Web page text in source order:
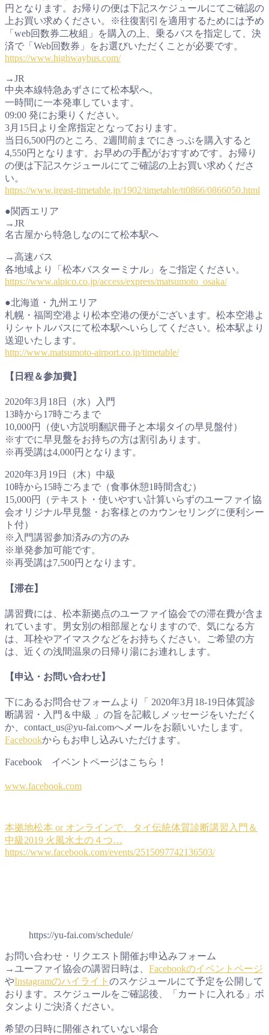
円となります。お帰りの便は下記スケジュールにてご確認の
上お買い求めください。※往復割引を適用するためには予め
「web回数券二枚組」を購入の上、乗るバスを指定して、決
済で「Web回数券」をお選びいただくことが必要です。
https://www.highwaybus.com/
→JR
中央本線特急あずさにて松本駅へ。
一時間に一本発車しています。
09:00 発にお乗りください。
3月15日より全席指定となっております。
当日6,500円のところ、2週間前までにきっぷを購入すると
4,550円となります。お早めの手配がおすすめです。お帰り
の便は下記スケジュールにてご確認の上お買い求めくださ
い。
https://www.jreast-timetable.jp/1902/timetable/tt0866/0866050.html
●関西エリア
→JR
名古屋から特急しなのにて松本駅へ
→高速バス
各地域より「松本バスターミナル」をご指定ください。
https://www.alpico.co.jp/access/express/matsumoto_osaka/
●北海道・九州エリア
札幌・福岡空港より松本空港の便がございます。松本空港よ
りシャトルバスにて松本駅へいらしてください。松本駅より
送迎いたします。
http://www.matsumoto-airport.co.jp/timetable/
【日程＆参加費】
2020年3月18日（水）入門
13時から17時ごろまで
10,000円（使い方説明翻訳冊子と本場タイの早見盤付）
※すでに早見盤をお持ちの方は割引あります。
※再受講は4,000円となります。
2020年3月19日（木）中級
10時から15時ごろまで（食事休憩1時間含む）
15,000円（テキスト・使いやすい計算いらずのユーファイ協
会オリジナル早見盤・お客様とのカウンセリングに便利シー
ト付）
※入門講習参加済みの方のみ
※単発参加可能です。
※再受講は7,500円となります。
【滞在】
講習費には、松本新拠点のユーファイ協会での滞在費が含ま
れています。男女別の相部屋となりますので、気になる方
は、耳栓やアイマスクなどをお持ちください。ご希望の方
は、近くの浅間温泉の日帰り湯にお連れします。
【申込・お問い合わせ】
下にあるお問合せフォームより「 2020年3月18-19日体質診
断講習・入門＆中級 」の旨を記載しメッセージをいただく
か、contact_us@yu-fai.comへメールをお願いいたします。
Facebookからもお申し込みいただけます。
Facebook イベントページはこちら！
www.facebook.com
本拠地松本 or オンラインで、タイ伝統体質診断講習入門＆
中級2019 火風水土の４つ…
https://www.facebook.com/events/2515097742136503/
https://yu-fai.com/schedule/
お問い合わせ・リクエスト開催お申込みフォーム
→ユーファイ協会の講習日時は、 Facebookのイベントページ
やInstagramのハイライト のスケジュールにて予定を公開して
おります。スケジュールをご確認後、「カートに入れる」ボ
タンよりご決済ください。
希望の日時に開催されていない場合